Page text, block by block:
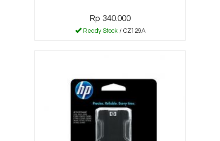
Rp 340.000
Ready Stock/ CZ129A